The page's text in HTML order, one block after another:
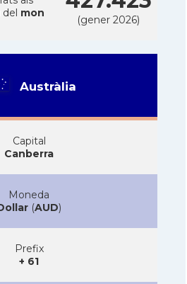
del mon
(gener 2026)
Austràlia
Capital
Canberra
Moneda
(AUD)
Prefix
+ 61